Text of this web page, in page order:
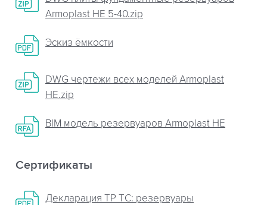
Armoplast НЕ 5-40.zip
Эскиз ёмкости
DWG чертежи всех моделей Armoplast
НЕ.zip
BIM модель резервуаров Armoplast HE
Сертификаты
Декларация ТР ТС: резервуары